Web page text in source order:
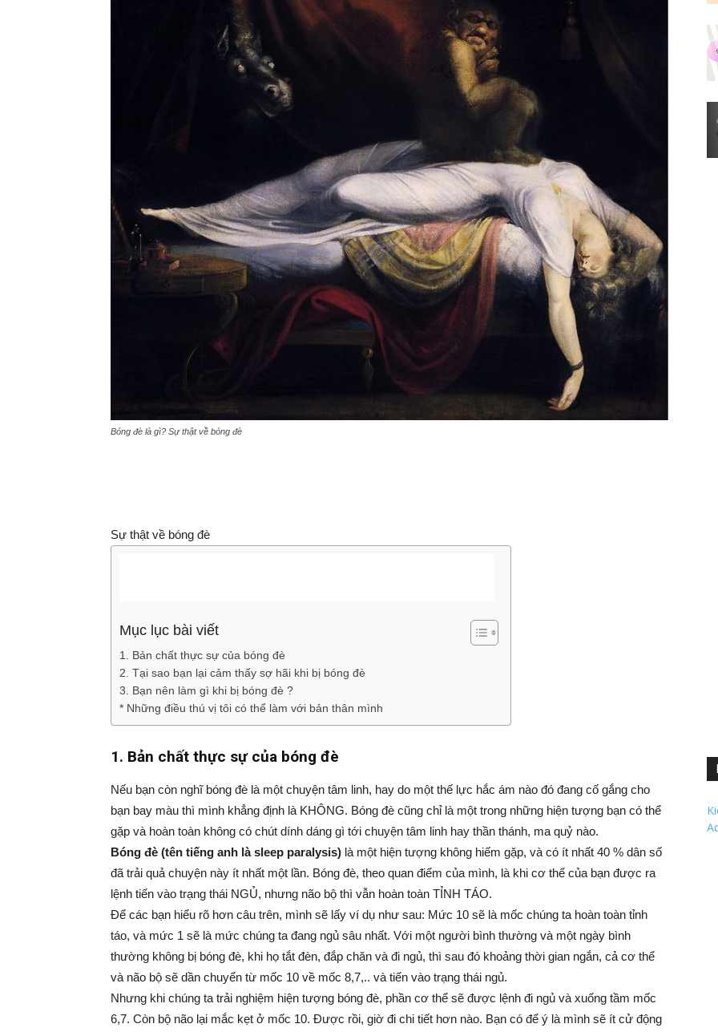
Bóng đè là gì? Sự thật về bóng đè
Sự thật về bóng đè
Mục lục bài viết
1. Bản chất thực sự của bóng đè
2. Tại sao bạn lại cảm thấy sợ hãi khi bị bóng đè
3. Bạn nên làm gì khi bị bóng đè ?
* Những điều thú vị tôi có thể làm với bản thân mình
1. Bản chất thực sự của bóng đè
Nếu bạn còn nghĩ bóng đè là một chuyện tâm linh, hay do một thế lực hắc ám nào đó đang cố gắng cho
bạn bay màu thì mình khẳng định là KHÔNG. Bóng đè cũng chỉ là một trong những hiện tượng bạn có thể
gặp và hoàn toàn không có chút dính dáng gì tới chuyện tâm linh hay thần thánh, ma quỷ nào.
Bóng đè (tên tiếng anh là sleep paralysis) là một hiện tượng không hiếm gặp, và có ít nhất 40 % dân số
đã trải quả chuyện này ít nhất một lần. Bóng đè, theo quan điểm của mình, là khi cơ thể của bạn được ra
lệnh tiến vào trạng thái NGỦ, nhưng não bộ thì vẫn hoàn toàn TỈNH TÁO.
Để các bạn hiểu rõ hơn câu trên, mình sẽ lấy ví dụ như sau: Mức 10 sẽ là mốc chúng ta hoàn toàn tỉnh
táo, và mức 1 sẽ là mức chúng ta đang ngủ sâu nhất. Với một người bình thường và một ngày bình
thường không bị bóng đè, khi họ tắt đèn, đắp chăn và đi ngủ, thì sau đó khoảng thời gian ngắn, cả cơ thể
và não bộ sẽ dần chuyển từ mốc 10 về mốc 8,7,.. và tiến vào trạng thái ngủ.
Nhưng khi chúng ta trải nghiệm hiện tượng bóng đè, phần cơ thể sẽ được lệnh đi ngủ và xuống tầm mốc
6,7. Còn bộ não lại mắc kẹt ở mốc 10. Được rồi, giờ đi chi tiết hơn nào. Bạn có để ý là mình sẽ ít cử động